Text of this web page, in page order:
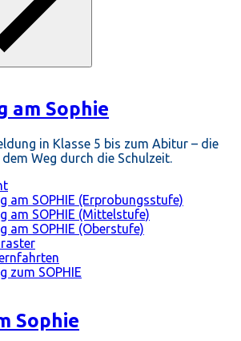
am Sophie
in Klasse 5 bis zum Abitur – die
Weg durch die Schulzeit.
am SOPHIE (Erprobungsstufe)
am SOPHIE (Mittelstufe)
am SOPHIE (Oberstufe)
zum SOPHIE
Sophie